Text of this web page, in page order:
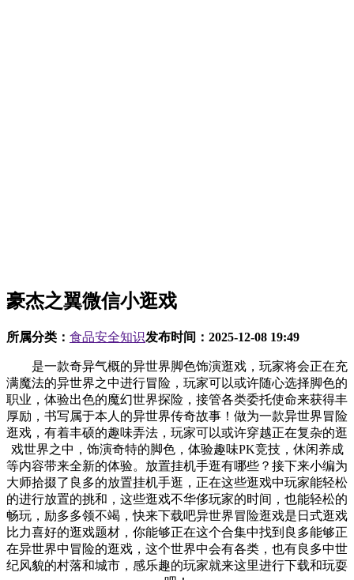
豪杰之翼微信小逛戏
所属分类： 食品安全知识发布时间： 2025-12-08 19:49
是一款奇异气概的异世界脚色饰演逛戏，玩家将会正在充
满魔法的异世界之中进行冒险，玩家可以或许随心选择脚色的
职业，体验出色的魔幻世界探险，接管各类委托使命来获得丰
厚励，书写属于本人的异世界传奇故事！做为一款异世界冒险
逛戏，有着丰硕的趣味弄法，玩家可以或许穿越正在复杂的逛
戏世界之中，饰演奇特的脚色，体验趣味PK竞技，休闲养成
等内容带来全新的体验。放置挂机手逛有哪些？接下来小编为
大师拾掇了良多的放置挂机手逛，正在这些逛戏中玩家能轻松
的进行放置的挑和，这些逛戏不华侈玩家的时间，也能轻松的
畅玩，励多多领不竭，快来下载吧异世界冒险逛戏是日式逛戏
比力喜好的逛戏题材，你能够正在这个合集中找到良多能够正
在异世界中冒险的逛戏，这个世界中会有各类，也有良多中世
纪风貌的村落和城市，感乐趣的玩家就来这里进行下载和玩耍